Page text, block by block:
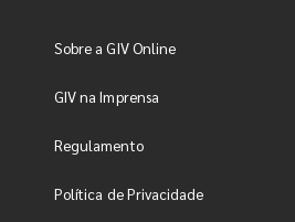
Sobre a GIV Online
GIV na Imprensa
Regulamento
Política de Privacidade